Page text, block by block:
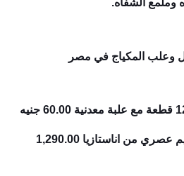
وملمع الشفاه.
وعلب المكياج في مصر
60.00 جنيه
عصري من اناستازيا 1,290.00